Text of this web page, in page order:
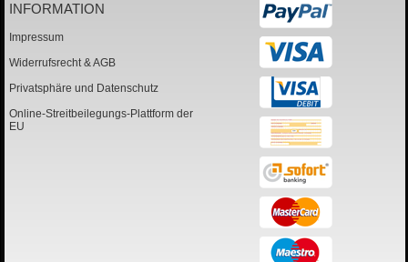
INFORMATION
Impressum
Widerrufsrecht & AGB
Privatsphäre und Datenschutz
Online-Streitbeilegungs-Plattform der
EU